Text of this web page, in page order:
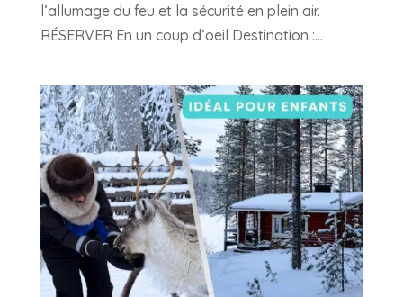
l’allumage du feu et la sécurité en plein air.
RÉSERVER En un coup d’oeil Destination :...